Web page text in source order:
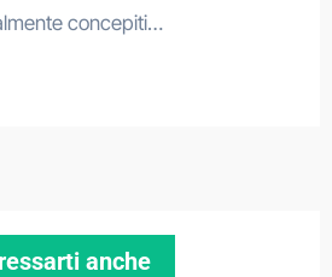
concepiti…
anche